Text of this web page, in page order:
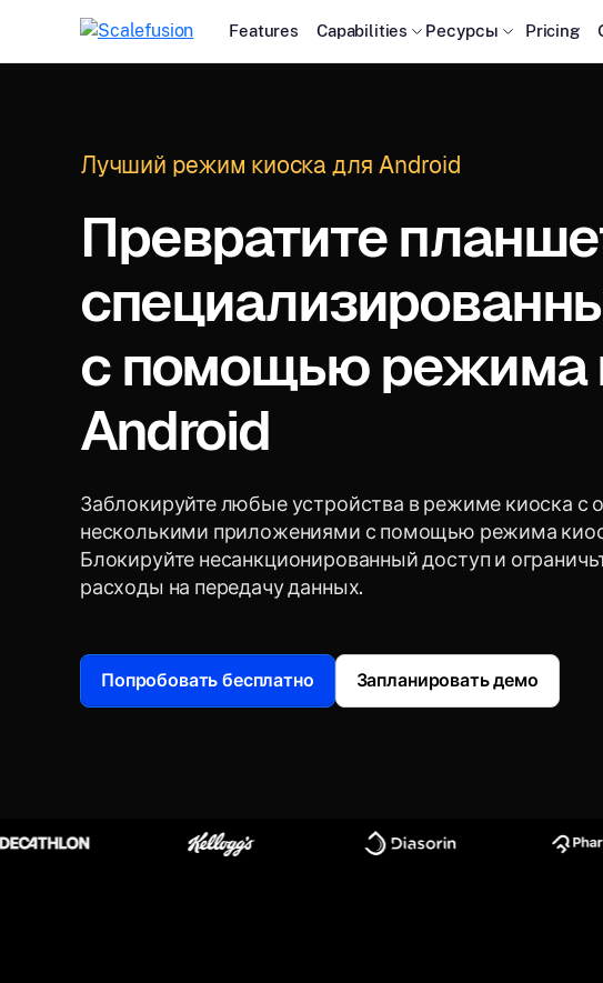
Features Capabilities Ресурсы Pricing
Лучший режим киоска для Android
Превратите
с помощью режима
Android
Заблокируйте любые устройства в режиме киоска с
несколькими приложениями с помощью режима
Блокируйте несанкционированный доступ и
расходы на передачу данных.
Попробовать бесплатно Запланировать демо